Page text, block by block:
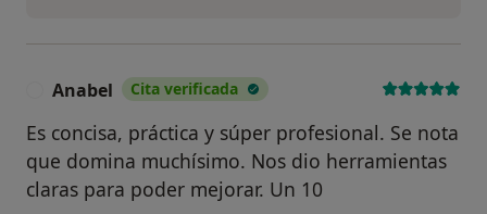
Anabel Cita verificada
Es concisa, práctica y súper profesional. Se nota
que domina muchísimo. Nos dio herramientas
claras para poder mejorar. Un 10